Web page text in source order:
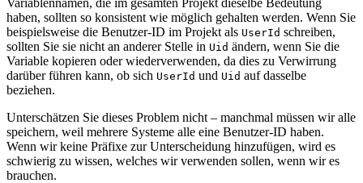
haben, sollten so konsistent wie möglich gehalten werden. Wenn Sie
beispielsweise die Benutzer-ID im Projekt als UserId schreiben,
sollten Sie sie nicht an anderer Stelle in Uid ändern, wenn Sie die
Variable kopieren oder wiederverwenden, da dies zu Verwirrung
darüber führen kann, ob sich UserId und Uid auf dasselbe
beziehen.
Unterschätzen Sie dieses Problem nicht – manchmal müssen wir alle
speichern, weil mehrere Systeme alle eine Benutzer-ID haben.
Wenn wir keine Präfixe zur Unterscheidung hinzufügen, wird es
schwierig zu wissen, welches wir verwenden sollen, wenn wir es
brauchen.